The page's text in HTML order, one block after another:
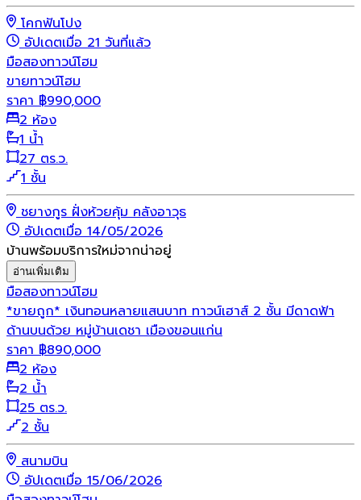
โคกฟันโปง
อัปเดตเมื่อ 21 วันที่แล้ว
มือสองทาวน์โฮม
ขายทาวน์โฮม
ราคา ฿990,000
2 ห้อง
1 น้ำ
27 ตร.ว.
1 ชั้น
ชยางกูร ฝั่งห้วยคุ้ม คลังอาวุธ
อัปเดตเมื่อ 14/05/2026
บ้านพร้อมบริการใหม่จากน่าอยู่
อ่านเพิ่มเติม
มือสองทาวน์โฮม
*ขายถูก* เงินทอนหลายแสนบาท ทาวน์เฮาส์ 2 ชั้น มีดาดฟ้า
ด้านบนด้วย หมู่บ้านเดชา เมืองขอนแก่น
ราคา ฿890,000
2 ห้อง
2 น้ำ
25 ตร.ว.
2 ชั้น
สนามบิน
อัปเดตเมื่อ 15/06/2026